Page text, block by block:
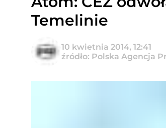
Temelinie
10 kwietnia 2014, 12:41
źródło: Polska Agencja